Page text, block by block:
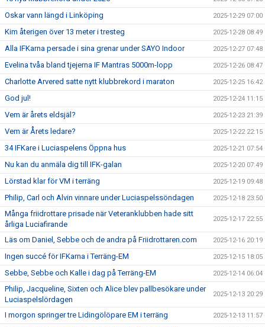
Oskar vann längd i Linköping 2025-12-29 07:00
Kim återigen över 13 meter i tresteg 2025-12-28 08:49
Alla IFKarna persade i sina grenar under SAYO Indoor 2025-12-27 07:48
Evelina tvåa bland tjejerna IF Mantras 5000m-lopp 2025-12-26 08:47
Charlotte Arvered satte nytt klubbrekord i maraton 2025-12-25 16:42
God jul! 2025-12-24 11:15
Vem är årets eldsjäl? 2025-12-23 21:39
Vem är Årets ledare? 2025-12-22 22:15
34 IFKare i Luciaspelens Öppna hus 2025-12-21 07:54
Nu kan du anmäla dig till IFK-galan 2025-12-20 07:49
Lörstad klar för VM i terräng 2025-12-19 09:48
Philip, Carl och Alvin vinnare under Luciaspelssöndagen 2025-12-18 23:50
Många friidrottare prisade när Veteranklubben hade sitt
årliga Luciafirande
2025-12-17 22:55
Läs om Daniel, Sebbe och de andra på Friidrottaren.com 2025-12-16 20:19
Ingen succé för IFKarna i Terräng-EM 2025-12-15 18:05
Sebbe, Sebbe och Kalle i dag på Terräng-EM 2025-12-14 06:04
Philip, Jacqueline, Sixten och Alice blev pallbesökare under
Luciaspelslördagen
2025-12-13 20:29
I morgon springer tre Lidingölöpare EM i terräng 2025-12-13 11:57